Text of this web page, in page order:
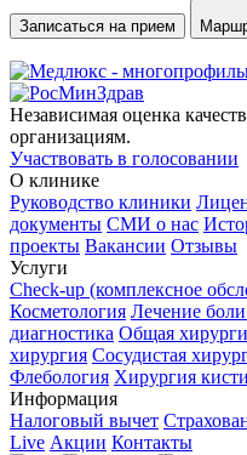
Записаться на прием
Независимая оценка
организациям.
Участвовать в голосовании
О клинике
Руководство клиники
документы СМИ о нас
проекты Вакансии Отзывы
Услуги
Check-up (комплексное
Косметология Лечение
диагностика Общая
хирургия Сосудистая
Флебология Хирургия кисти
Информация
Налоговый вычет
Live Акции Контакты